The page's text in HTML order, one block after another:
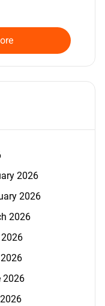
2026
2026
2026
2026